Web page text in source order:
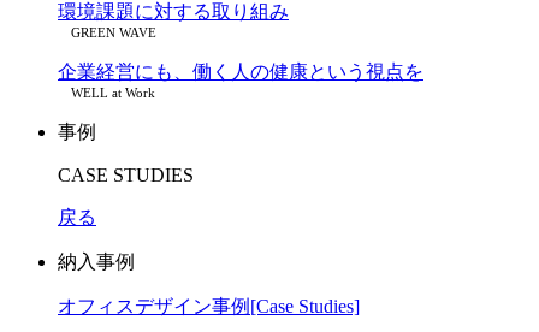
環境課題に対する取り組み
GREEN WAVE
企業経営にも、働く人の健康という視点を
WELL at Work
事例
CASE STUDIES
戻る
納入事例
オフィスデザイン事例[Case Studies]